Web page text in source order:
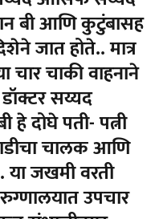
बी आणि कुटुंबासह
जात होते.. मात्र
चार चाकी वाहनाने
सय्यद
दोघे पती- पत्नी
चालक आणि
जखमी वरती
उपचार